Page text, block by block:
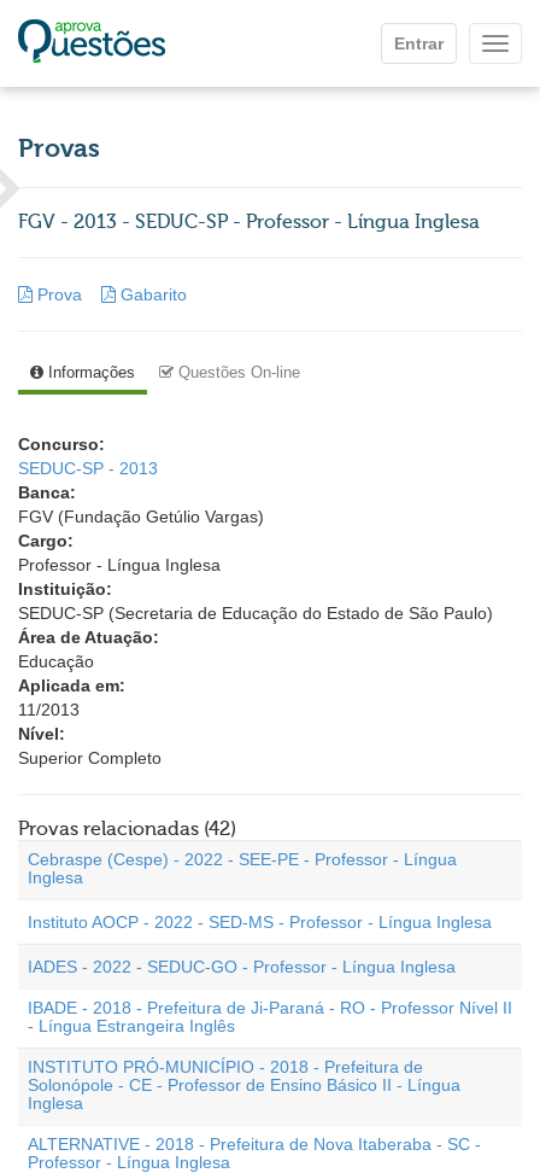
Entrar
Provas
FGV - 2013 - SEDUC-SP - Professor - Língua Inglesa
Prova Gabarito
Informações Questões On-line
Concurso:
SEDUC-SP - 2013
Banca:
FGV (Fundação Getúlio Vargas)
Cargo:
Professor - Língua Inglesa
Instituição:
SEDUC-SP (Secretaria de Educação do Estado de São Paulo)
Área de Atuação:
Educação
Aplicada em:
11/2013
Nível:
Superior Completo
Provas relacionadas (42)
Cebraspe (Cespe) - 2022 - SEE-PE - Professor - Língua
Inglesa
Instituto AOCP - 2022 - SED-MS - Professor - Língua Inglesa
IADES - 2022 - SEDUC-GO - Professor - Língua Inglesa
IBADE - 2018 - Prefeitura de Ji-Paraná - RO - Professor Nível II
- Língua Estrangeira Inglês
INSTITUTO PRÓ-MUNICÍPIO - 2018 - Prefeitura de
Solonópole - CE - Professor de Ensino Básico II - Língua
Inglesa
ALTERNATIVE - 2018 - Prefeitura de Nova Itaberaba - SC -
Professor - Língua Inglesa